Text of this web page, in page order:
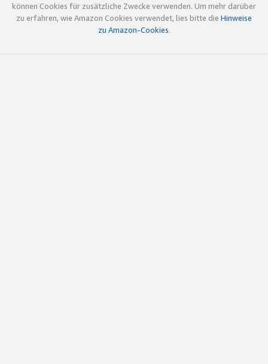
können Cookies für zusätzliche Zwecke verwenden. Um mehr darüber
zu erfahren, wie Amazon Cookies verwendet, lies bitte die Hinweise
zu Amazon-Cookies.